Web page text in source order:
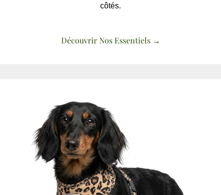
côtés.
Découvrir Nos Essentiels →